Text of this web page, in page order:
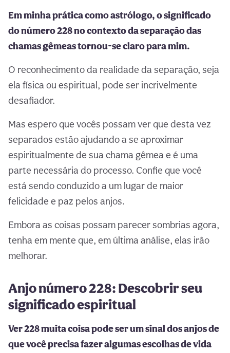
Em minha prática como astrólogo, o significado
do número 228 no contexto da separação das
chamas gêmeas tornou-se claro para mim.
O reconhecimento da realidade da separação, seja
ela física ou espiritual, pode ser incrivelmente
desafiador.
Mas espero que vocês possam ver que desta vez
separados estão ajudando a se aproximar
espiritualmente de sua chama gêmea e é uma
parte necessária do processo. Confie que você
está sendo conduzido a um lugar de maior
felicidade e paz pelos anjos.
Embora as coisas possam parecer sombrias agora,
tenha em mente que, em última análise, elas irão
melhorar.
Anjo número 228: Descobrir seu
significado espiritual
Ver 228 muita coisa pode ser um sinal dos anjos de
que você precisa fazer algumas escolhas de vida